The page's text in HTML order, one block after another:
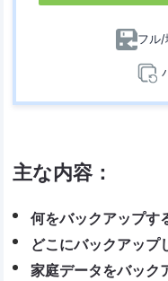
フル/
主な内容：
何をバックアップす
どこにバックアップ
家庭データをバック